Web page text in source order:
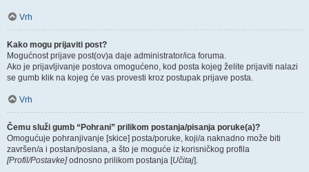
Vrh
Kako mogu prijaviti post?
Mogućnost prijave post(ov)a daje administrator/ica foruma.
Ako je prijavljivanje postova omogućeno, kod posta kojeg želite prijaviti nalazi
se gumb klik na kojeg će vas provesti kroz postupak prijave posta.
Vrh
Čemu služi gumb “Pohrani” prilikom postanja/pisanja poruke(a)?
Omogućuje pohranjivanje [skice] posta/poruke, koji/a naknadno može biti
završen/a i postan/poslana, a što je moguće iz korisničkog profila
[Profil/Postavke]odnosno prilikom postanja [Učitaj].